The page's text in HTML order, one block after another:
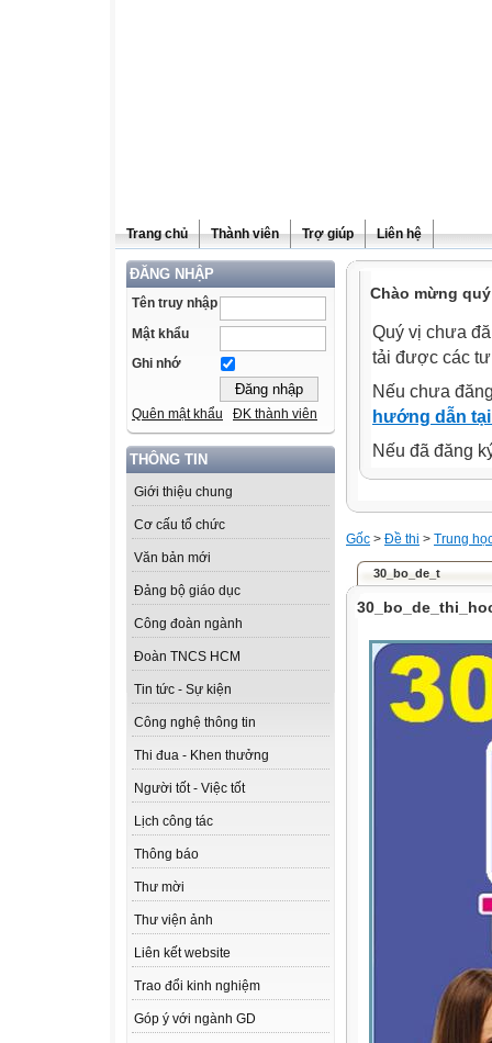
Trang chủ Thành viên Trợ giúp Liên hệ
ĐĂNG NHẬP
Tên truy nhập
Mật khẩu
Ghi nhớ
Quên mật khẩu ĐK thành viên
THÔNG TIN
Giới thiệu chung
Cơ cấu tổ chức
Văn bản mới
Đảng bộ giáo dục
Công đoàn ngành
Đoàn TNCS HCM
Tin tức - Sự kiện
Công nghệ thông tin
Thi đua - Khen thưởng
Người tốt - Việc tốt
Lịch công tác
Thông báo
Thư mời
Thư viện ảnh
Liên kết website
Trao đổi kinh nghiệm
Góp ý với ngành GD
Chào mừng
Quý vị chưa
tải được các
Nếu chưa
hướng dẫn
Nếu đã đăng
Gốc > Đề thi > Trung
30_bo_de_t